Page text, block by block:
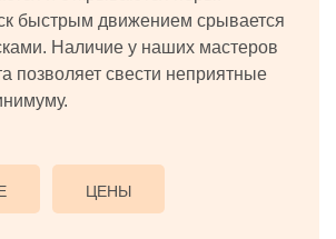
быстрым движением срывается
Наличие у наших мастеров
позволяет свести неприятные
ЦЕНЫ